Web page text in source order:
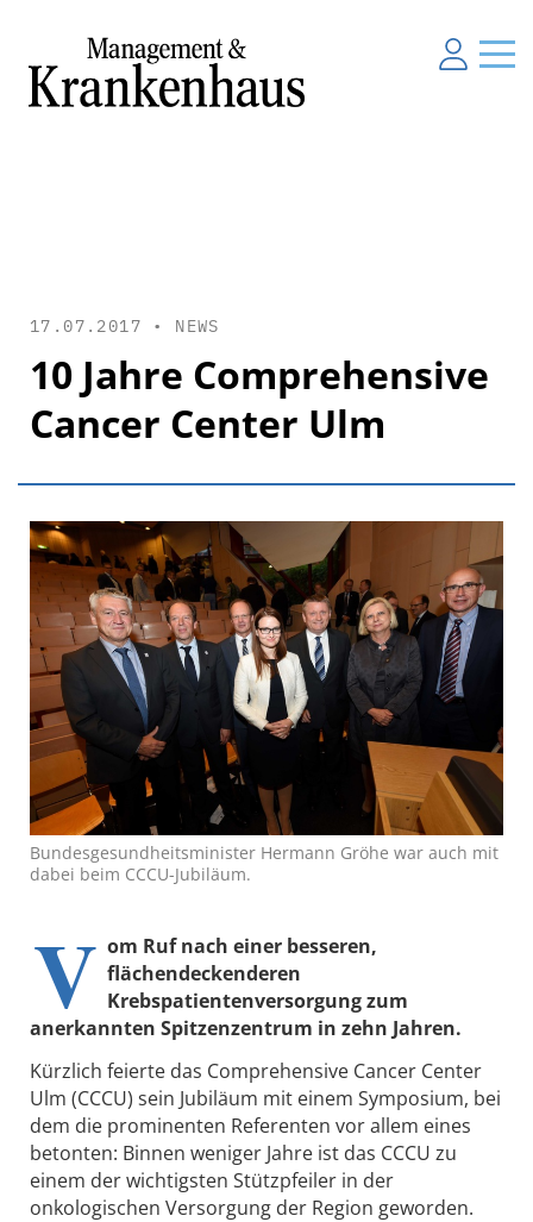
17.07.2017 • NEWS
10 Jahre Comprehensive
Cancer Center Ulm
Bundesgesundheitsminister Hermann Gröhe war auch mit
dabei beim CCCU-Jubiläum.
V om Ruf nach einer besseren,
flächendeckenderen
Krebspatientenversorgung zum
anerkannten Spitzenzentrum in zehn Jahren.
Kürzlich feierte das Comprehensive Cancer Center
Ulm (CCCU) sein Jubiläum mit einem Symposium, bei
dem die prominenten Referenten vor allem eines
betonten: Binnen weniger Jahre ist das CCCU zu
einem der wichtigsten Stützpfeiler in der
onkologischen Versorgung der Region geworden.